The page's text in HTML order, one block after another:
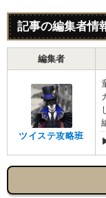
記事の編集者情
編集者
ツイステ攻略班